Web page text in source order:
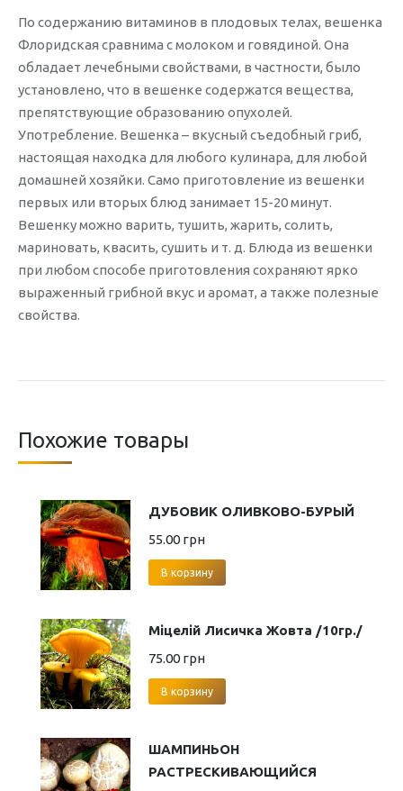
По содержанию витаминов в плодовых телах, вешенка
Флоридская сравнима с молоком и говядиной. Она
обладает лечебными свойствами, в частности, было
установлено, что в вешенке содержатся вещества,
препятствующие образованию опухолей.
Употребление. Вешенка – вкусный съедобный гриб,
настоящая находка для любого кулинара, для любой
домашней хозяйки. Само приготовление из вешенки
первых или вторых блюд занимает 15-20 минут.
Вешенку можно варить, тушить, жарить, солить,
мариновать, квасить, сушить и т. д. Блюда из вешенки
при любом способе приготовления сохраняют ярко
выраженный грибной вкус и аромат, а также полезные
свойства.
Похожие товары
ДУБОВИК ОЛИВКОВО-БУРЫЙ
55.00 грн
В корзину
Міцелій Лисичка Жовта /10гр./
75.00 грн
В корзину
ШАМПИНЬОН
РАСТРЕСКИВАЮЩИЙСЯ